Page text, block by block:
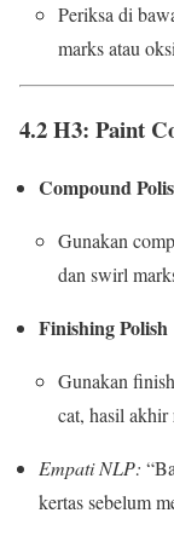
Periksa di
marks atau
4.2 H3: Paint
Compound
Gunakan
dan swirl
Finishing Polish
Gunakan
cat, hasil
Empati NLP:
kertas sebelum